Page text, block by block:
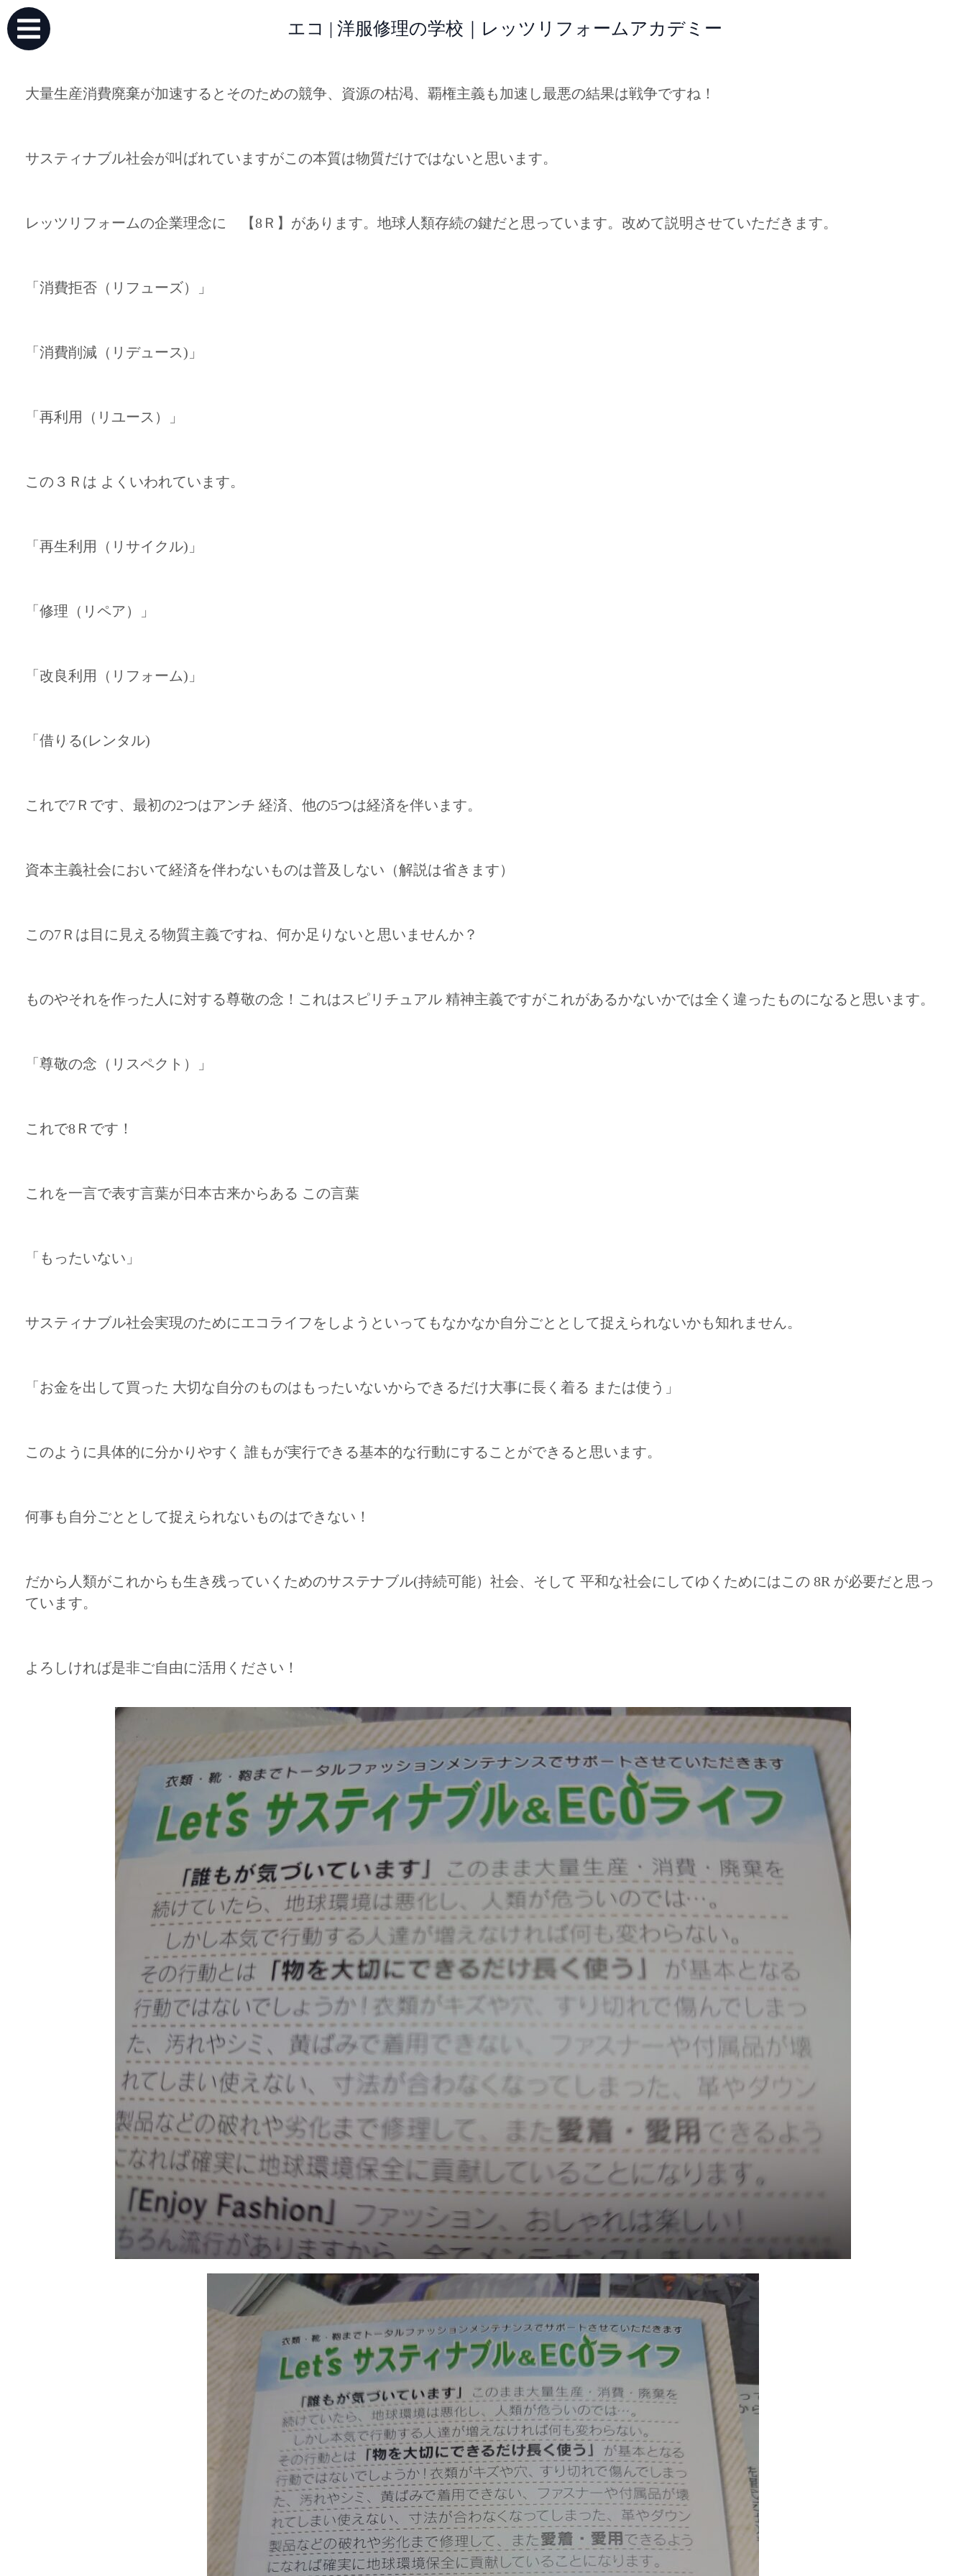
エコ | 洋服修理の学校｜レッツリフォームアカデミー
大量生産消費廃棄が加速するとそのための競争、資源の枯渇、覇権主義も加速し最悪の結果は戦争ですね！
サスティナブル社会が叫ばれていますがこの本質は物質だけではないと思います。
レッツリフォームの企業理念に 【8Ｒ】があります。地球人類存続の鍵だと思っています。改めて説明させていただきます。
「消費拒否（リフューズ）」
「消費削減（リデュース)」
「再利用（リユース）」
この３Ｒは よくいわれています。
「再生利用（リサイクル)」
「修理（リペア）」
「改良利用（リフォーム)」
「借りる(レンタル)
これで7Ｒです、最初の2つはアンチ 経済、他の5つは経済を伴います。
資本主義社会において経済を伴わないものは普及しない（解説は省きます）
この7Ｒは目に見える物質主義ですね、何か足りないと思いませんか？
ものやそれを作った人に対する尊敬の念！これはスピリチュアル 精神主義ですがこれがあるかないかでは全く違ったものになると思います。
「尊敬の念（リスペクト）」
これで8Ｒです！
これを一言で表す言葉が日本古来からある この言葉
「もったいない」
サスティナブル社会実現のためにエコライフをしようといってもなかなか自分ごととして捉えられないかも知れません。
「お金を出して買った 大切な自分のものはもったいないからできるだけ大事に長く着る または使う」
このように具体的に分かりやすく 誰もが実行できる基本的な行動にすることができると思います。
何事も自分ごととして捉えられないものはできない！
だから人類がこれからも生き残っていくためのサステナブル(持続可能）社会、そして 平和な社会にしてゆくためにはこの 8R が必要だと思っ
ています。
よろしければ是非ご自由に活用ください！